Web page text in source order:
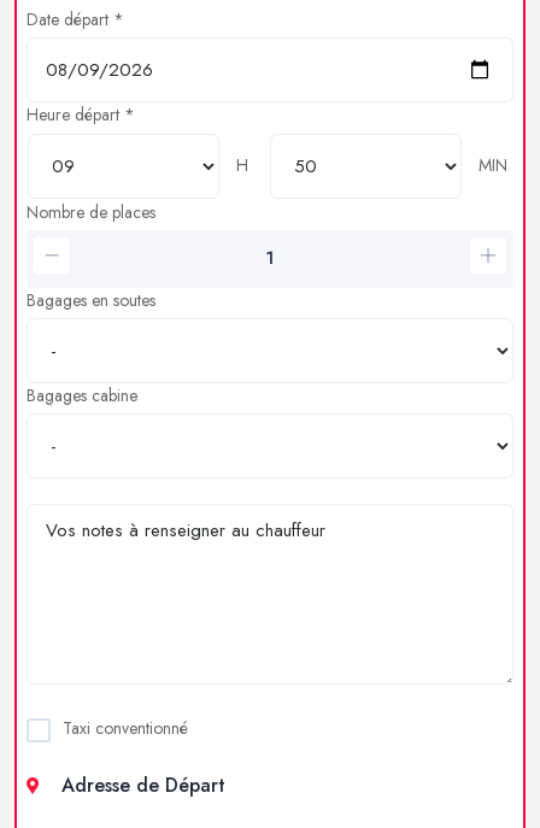
Date départ *
Heure départ *
H
MIN
Nombre de places
Bagages en soutes
Bagages cabine
Taxi conventionné
Adresse de Départ